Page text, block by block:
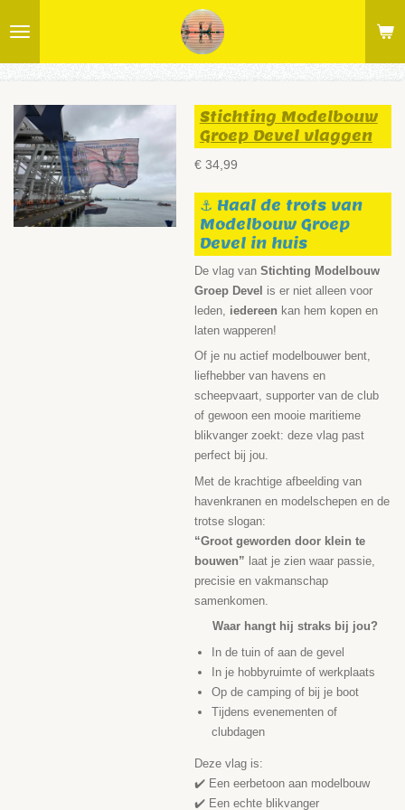
direct
Stichting Modelbouw
Groep Devel vlaggen
€ 34,99
⚓ Haal de trots van
Modelbouw Groep
Devel in huis
De vlag van Stichting Modelbouw
Groep Devel is er niet alleen voor
leden, iedereen kan hem kopen en
laten wapperen!
Of je nu actief modelbouwer bent,
liefhebber van havens en
scheepvaart, supporter van de club
of gewoon een mooie maritieme
blikvanger zoekt: deze vlag past
perfect bij jou.
Met de krachtige afbeelding van
havenkranen en modelschepen en de
trotse slogan:
“Groot geworden door klein te
bouwen” laat je zien waar passie,
precisie en vakmanschap
samenkomen.
Waar hangt hij straks bij jou?
In de tuin of aan de gevel
In je hobbyruimte of werkplaats
Op de camping of bij je boot
Tijdens evenementen of
clubdagen
Deze vlag is:
✔️ Een eerbetoon aan modelbouw
✔️ Een echte blikvanger